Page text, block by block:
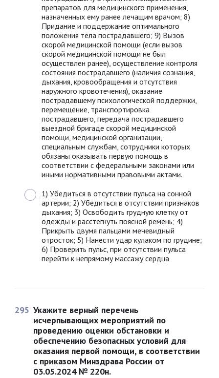
препаратов для медицинского применения,
назначенных ему ранее лечащим врачом; 8)
Придание и поддержание оптимального
положения тела пострадавшего; 9) Вызов
скорой медицинской помощи (если вызов
скорой медицинской помощи не был
осуществлен ранее), осуществление контроля
состояния пострадавшего (наличия сознания,
дыхания, кровообращения и отсутствия
наружного кровотечения), оказание
пострадавшему психологической поддержки,
перемещение, транспортировка
пострадавшего, передача пострадавшего
выездной бригаде скорой медицинской
помощи, медицинской организации,
специальным службам, сотрудники которых
обязаны оказывать первую помощь в
соответствии с федеральными законами или
иными нормативными правовыми актами.
1) Убедиться в отсутствии пульса на сонной
артерии; 2) Убедиться в отсутствии признаков
дыхания; 3) Освободить грудную клетку от
одежды и расстегнуть поясной ремень; 4)
Прикрыть двумя пальцами мечевидный
отросток; 5) Нанести удар кулаком по грудине;
6) Проверить пульс, при отсутствии пульса
перейти к непрямому массажу сердца
295 Укажите верный перечень
исчерпывающих мероприятий по
проведению оценки обстановки и
обеспечению безопасных условий для
оказания первой помощи, в соответствии
с приказом Минздрава России от
03.05.2024 № 220н.